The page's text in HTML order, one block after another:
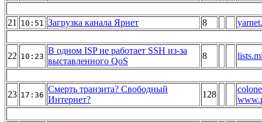
21 10:51 Загрузка канала Ярнет 8
22 10:23
В одном ISP не работает SSH из-за
выставленного QoS
8
23 17:36
Смерть транзита? Свободный
Интернет?
128